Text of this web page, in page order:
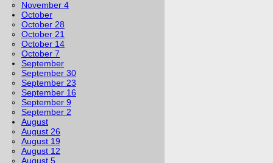
November 4
October
October 28
October 21
October 14
October 7
September
September 30
September 23
September 16
September 9
September 2
August
August 26
August 19
August 12
August 5